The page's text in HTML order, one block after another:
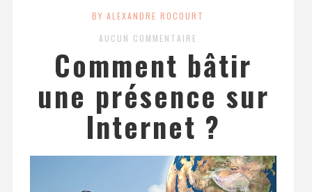
BY ALEXANDRE ROCOURT
AUCUN COMMENTAIRE
Comment bâtir
une présence sur
Internet ?